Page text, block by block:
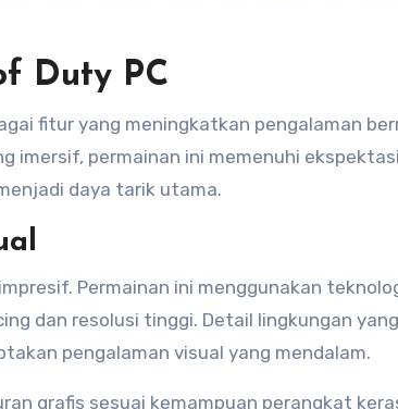
Duty PC
fitur yang meningkatkan pengalaman
imersif, permainan ini memenuhi
daya tarik utama.
Permainan ini menggunakan
dan resolusi tinggi. Detail lingkungan
pengalaman visual yang mendalam.
grafis sesuai kemampuan perangkat